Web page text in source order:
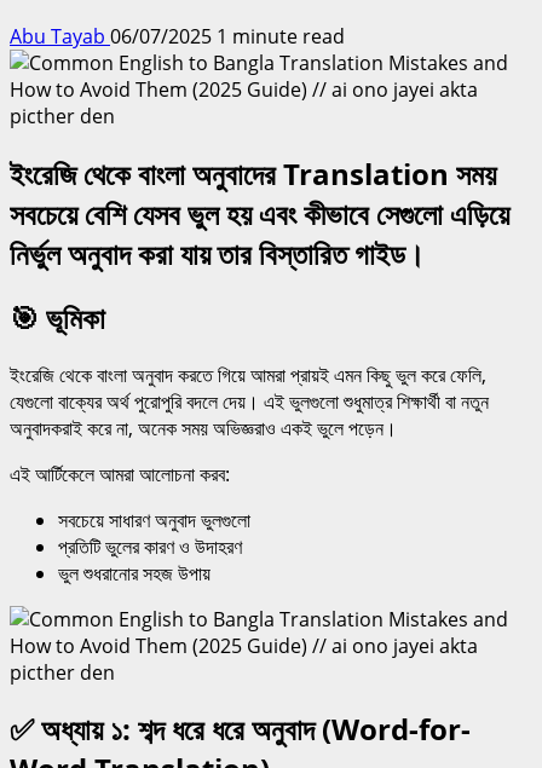
Abu Tayab 06/07/2025 1 minute read
ইংরেজি থেকে বাংলা অনুবাদের Translation সময়
সবচেয়ে বেশি যেসব ভুল হয় এবং কীভাবে সেগুলো এড়িয়ে
নির্ভুল অনুবাদ করা যায় তার বিস্তারিত গাইড।
🎯 ভূমিকা
ইংরেজি থেকে বাংলা অনুবাদ করতে গিয়ে আমরা প্রায়ই এমন কিছু ভুল করে ফেলি,
যেগুলো বাক্যের অর্থ পুরোপুরি বদলে দেয়। এই ভুলগুলো শুধুমাত্র শিক্ষার্থী বা নতুন
অনুবাদকরাই করে না, অনেক সময় অভিজ্ঞরাও একই ভুলে পড়েন।
এই আর্টিকেলে আমরা আলোচনা করব:
সবচেয়ে সাধারণ অনুবাদ ভুলগুলো
প্রতিটি ভুলের কারণ ও উদাহরণ
ভুল শুধরানোর সহজ উপায়
✅ অধ্যায় ১: শব্দ ধরে ধরে অনুবাদ (Word-for-